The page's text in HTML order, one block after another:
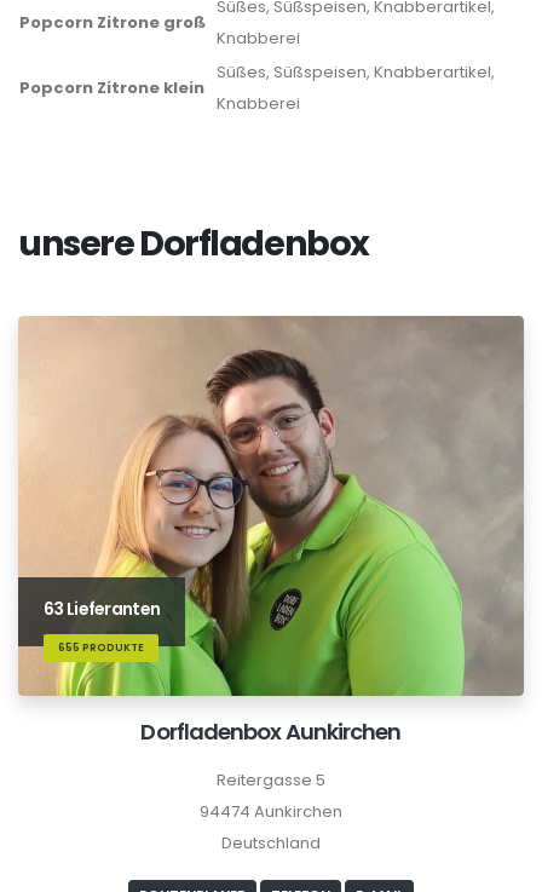
Popcorn Zitrone groß
Süßes, Süßspeisen, Knabberartikel,
Knabberei
Popcorn Zitrone klein
Süßes, Süßspeisen, Knabberartikel,
Knabberei
unsere Dorfladenbox
63 Lieferanten
655 PRODUKTE
Dorfladenbox Aunkirchen
Reitergasse 5
94474 Aunkirchen
Deutschland